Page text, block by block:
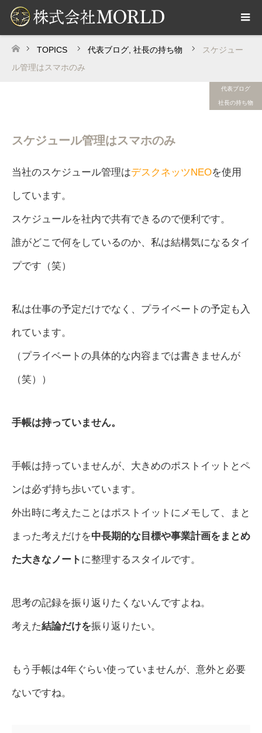
ホーム
TOPICS 代表ブログ 社長の持ち物
スケジュー
ル管理はスマホのみ
代表ブログ
社長の持ち物
スケジュール管理はスマホのみ
当社のスケジュール管理はデスクネッツNEOを使用
しています。
スケジュールを社内で共有できるので便利です。
誰がどこで何をしているのか、私は結構気になるタイ
プです（笑）
私は仕事の予定だけでなく、プライベートの予定も入
れています。
（プライベートの具体的な内容までは書きませんが
（笑））
手帳は持っていません。
手帳は持っていませんが、大きめのポストイットとペ
ンは必ず持ち歩いています。
外出時に考えたことはポストイットにメモして、まと
まった考えだけを中長期的な目標や事業計画をまとめ
た大きなノート に整理するスタイルです。
思考の記録を振り返りたくないんですよね。
考えた結論だけを振り返りたい。
もう手帳は4年ぐらい使っていませんが、意外と必要
ないですね。